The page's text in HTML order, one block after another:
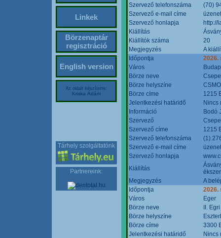
Linkek
Börzenaptár
regisztráció
English version
Az oldalt készítette:
Kriska Ádám
Tárhely szolgáltatónk
Partnereink:
Szervező telefonszáma
(70)
Szervező e-mail címe
Szervező honlapja
http://
Kiállítás
Kiállítók száma
20
Megjegyzés
A
Időpontja
2026.
Város
Börze neve
Börze helyszíne
Börze címe
1215
Jelentkezési határidő
Nincs
Információ
Bodó
Szervező
Szervező címe
1215
Szervező telefonszáma
(1)
Szervező e-mail címe
Szervező honlapja
Kiállítás
Megjegyzés
A
Időpontja
2026.
Város
Eger
Börze neve
II.
Börze helyszíne
Börze címe
3300
Jelentkezési határidő
Nincs